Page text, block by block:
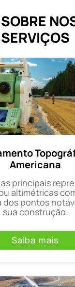
SERVIÇOS
Americana
as principais
altimétricas
pontos
sua construção.
Saiba mais